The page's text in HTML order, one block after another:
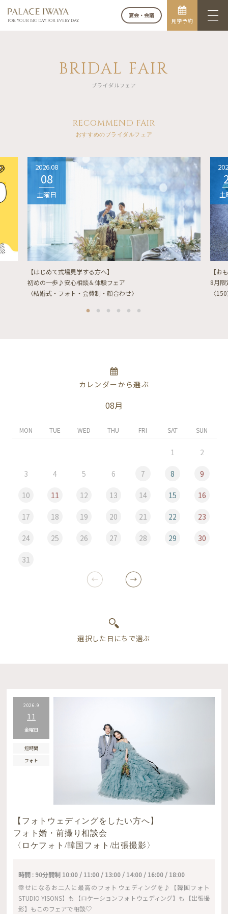
FOR YOUR BIG DAY. FOR EVERY DAY.
宴会・会議
見学予約
BRIDAL FAIR
ブライダルフェア
RECOMMEND FAIR
おすすめのブライダルフェア
2026.08
08
土曜日
【はじめて式場見学する方へ】
初めの一歩♪安心相談＆体験フェア
〈結婚式・フォト・会費制・顔合わせ〉
土
【お
8月限
〈
カレンダーから選ぶ
08月
MON TUE WED THU FRI SAT SUN
1 2
3 4 5 6 7 8 9
10 11 12 13 14 15 16
17 18 19 20 21 22 23
24 25 26 27 28 29 30
31
2026.9
11
金曜日
短時間
フォト
【フォトウェディングをしたい方へ】
フォト婚・前撮り相談会
〈ロケフォト/韓国フォト/出張撮影〉
時間 : 90分間制 10:00 / 11:00 / 13:00 / 14:00 / 16:00 / 18:00
幸せになるお二人に最高のフォトウェディングを♪【韓国フォト
STUDIO YISONS】も【ロケーションフォトウェディング】も【出張撮
影】もこのフェアで相談♡